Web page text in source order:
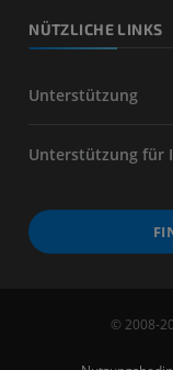
NÜTZLICHE LINKS
Unterstützung
Unterstützung für
© 2008-